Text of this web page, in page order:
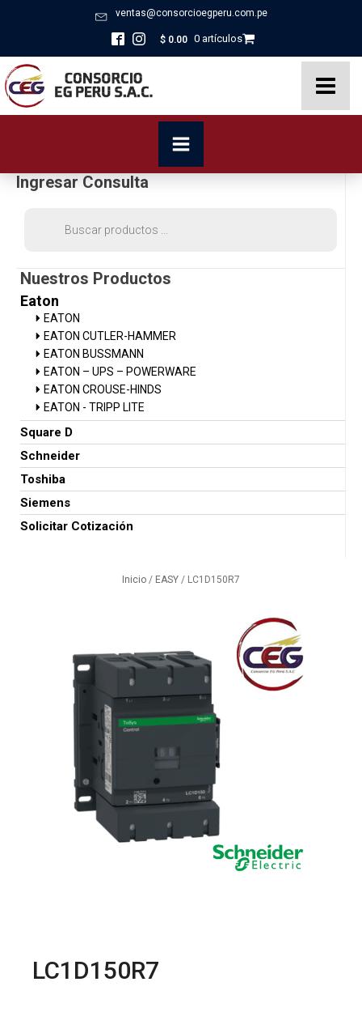
ventas@consorcioegperu.com.pe
$ 0.00 0 artículos
Ingresar Consulta
Nuestros Productos
Eaton
EATON
EATON CUTLER-HAMMER
EATON BUSSMANN
EATON – UPS – POWERWARE
EATON CROUSE-HINDS
EATON - TRIPP LITE
Square D
Schneider
Toshiba
Siemens
Solicitar Cotización
Inicio / EASY / LC1D150R7
LC1D150R7